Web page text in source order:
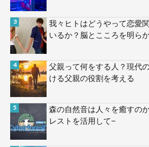
我々ヒトはどうやって恋愛
いるか？脳とこころを明ら
父親って何をする人？現代
ける父親の役割を考える
森の自然音は人々を癒すの
レストを活用して−